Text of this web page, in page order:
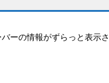
ーの情報がずらっと表示さ